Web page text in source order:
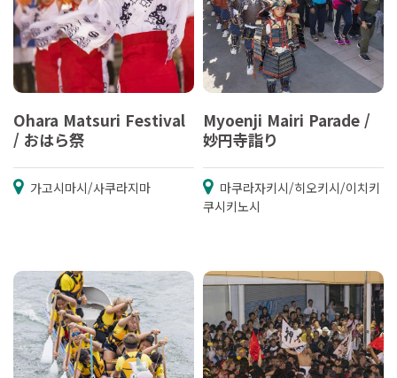
Ohara Matsuri Festival
/ おはら祭
가고시마시/사쿠라지마
Myoenji Mairi Parade /
妙円寺詣り
마쿠라자키시/히오키시/이치키
쿠시키노시